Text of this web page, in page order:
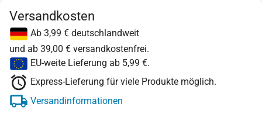
Versandkosten
Ab 3,99 € deutschlandweit
und ab 39,00 € versandkostenfrei.
EU-weite Lieferung ab 5,99 €.
Express-Lieferung für viele Produkte möglich.
Versandinformationen